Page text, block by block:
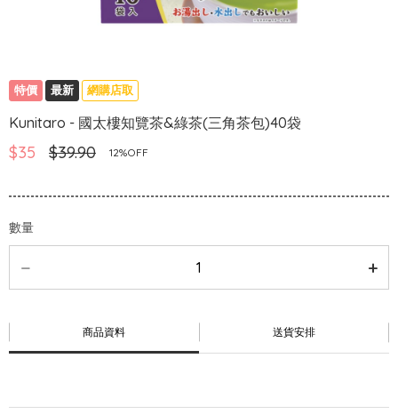
特價 最新 網購店取
Kunitaro - 國太樓知覽茶&綠茶(三角茶包)40袋
$35 $39.90 12%OFF
數量
商品資料 送貨安排